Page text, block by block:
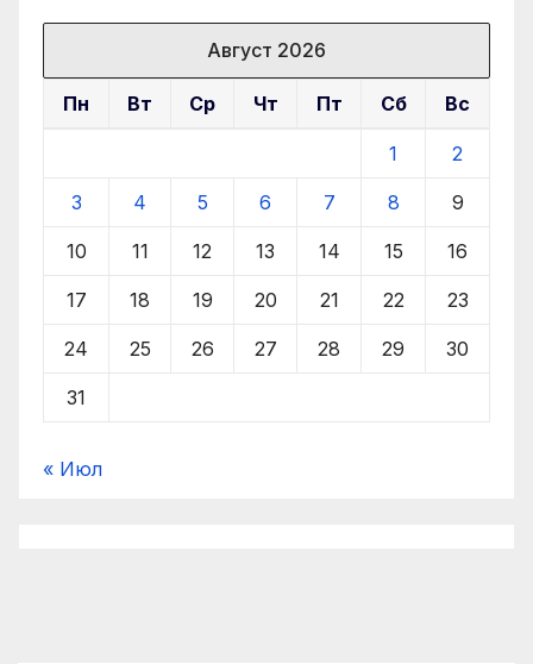
Август 2026
Пн Вт Ср Чт Пт Сб Вс
1 2
3 4 5 6 7 8 9
10 11 12 13 14 15 16
17 18 19 20 21 22 23
24 25 26 27 28 29 30
31
« Июл